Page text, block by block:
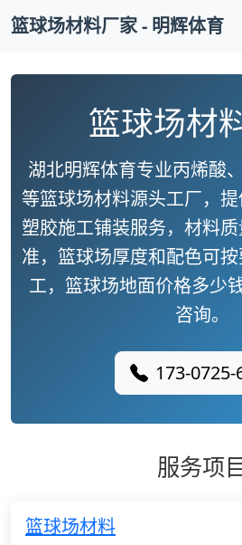
篮球场材料厂家 - 明辉体育
篮球场材
湖北明辉体育专业丙烯酸
等篮球场材料源头工厂，
塑胶施工铺装服务，材料
准，篮球场厚度和配色可
工，篮球场地面价格多少
咨询。
173-0725-
服务项
篮球场材料